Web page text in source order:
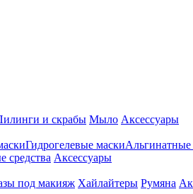
и скрабы Мыло Аксессуары
Гидрогелевые маскиАльгинатные
средства Аксессуары
под макияж Хайлайтеры Румяна